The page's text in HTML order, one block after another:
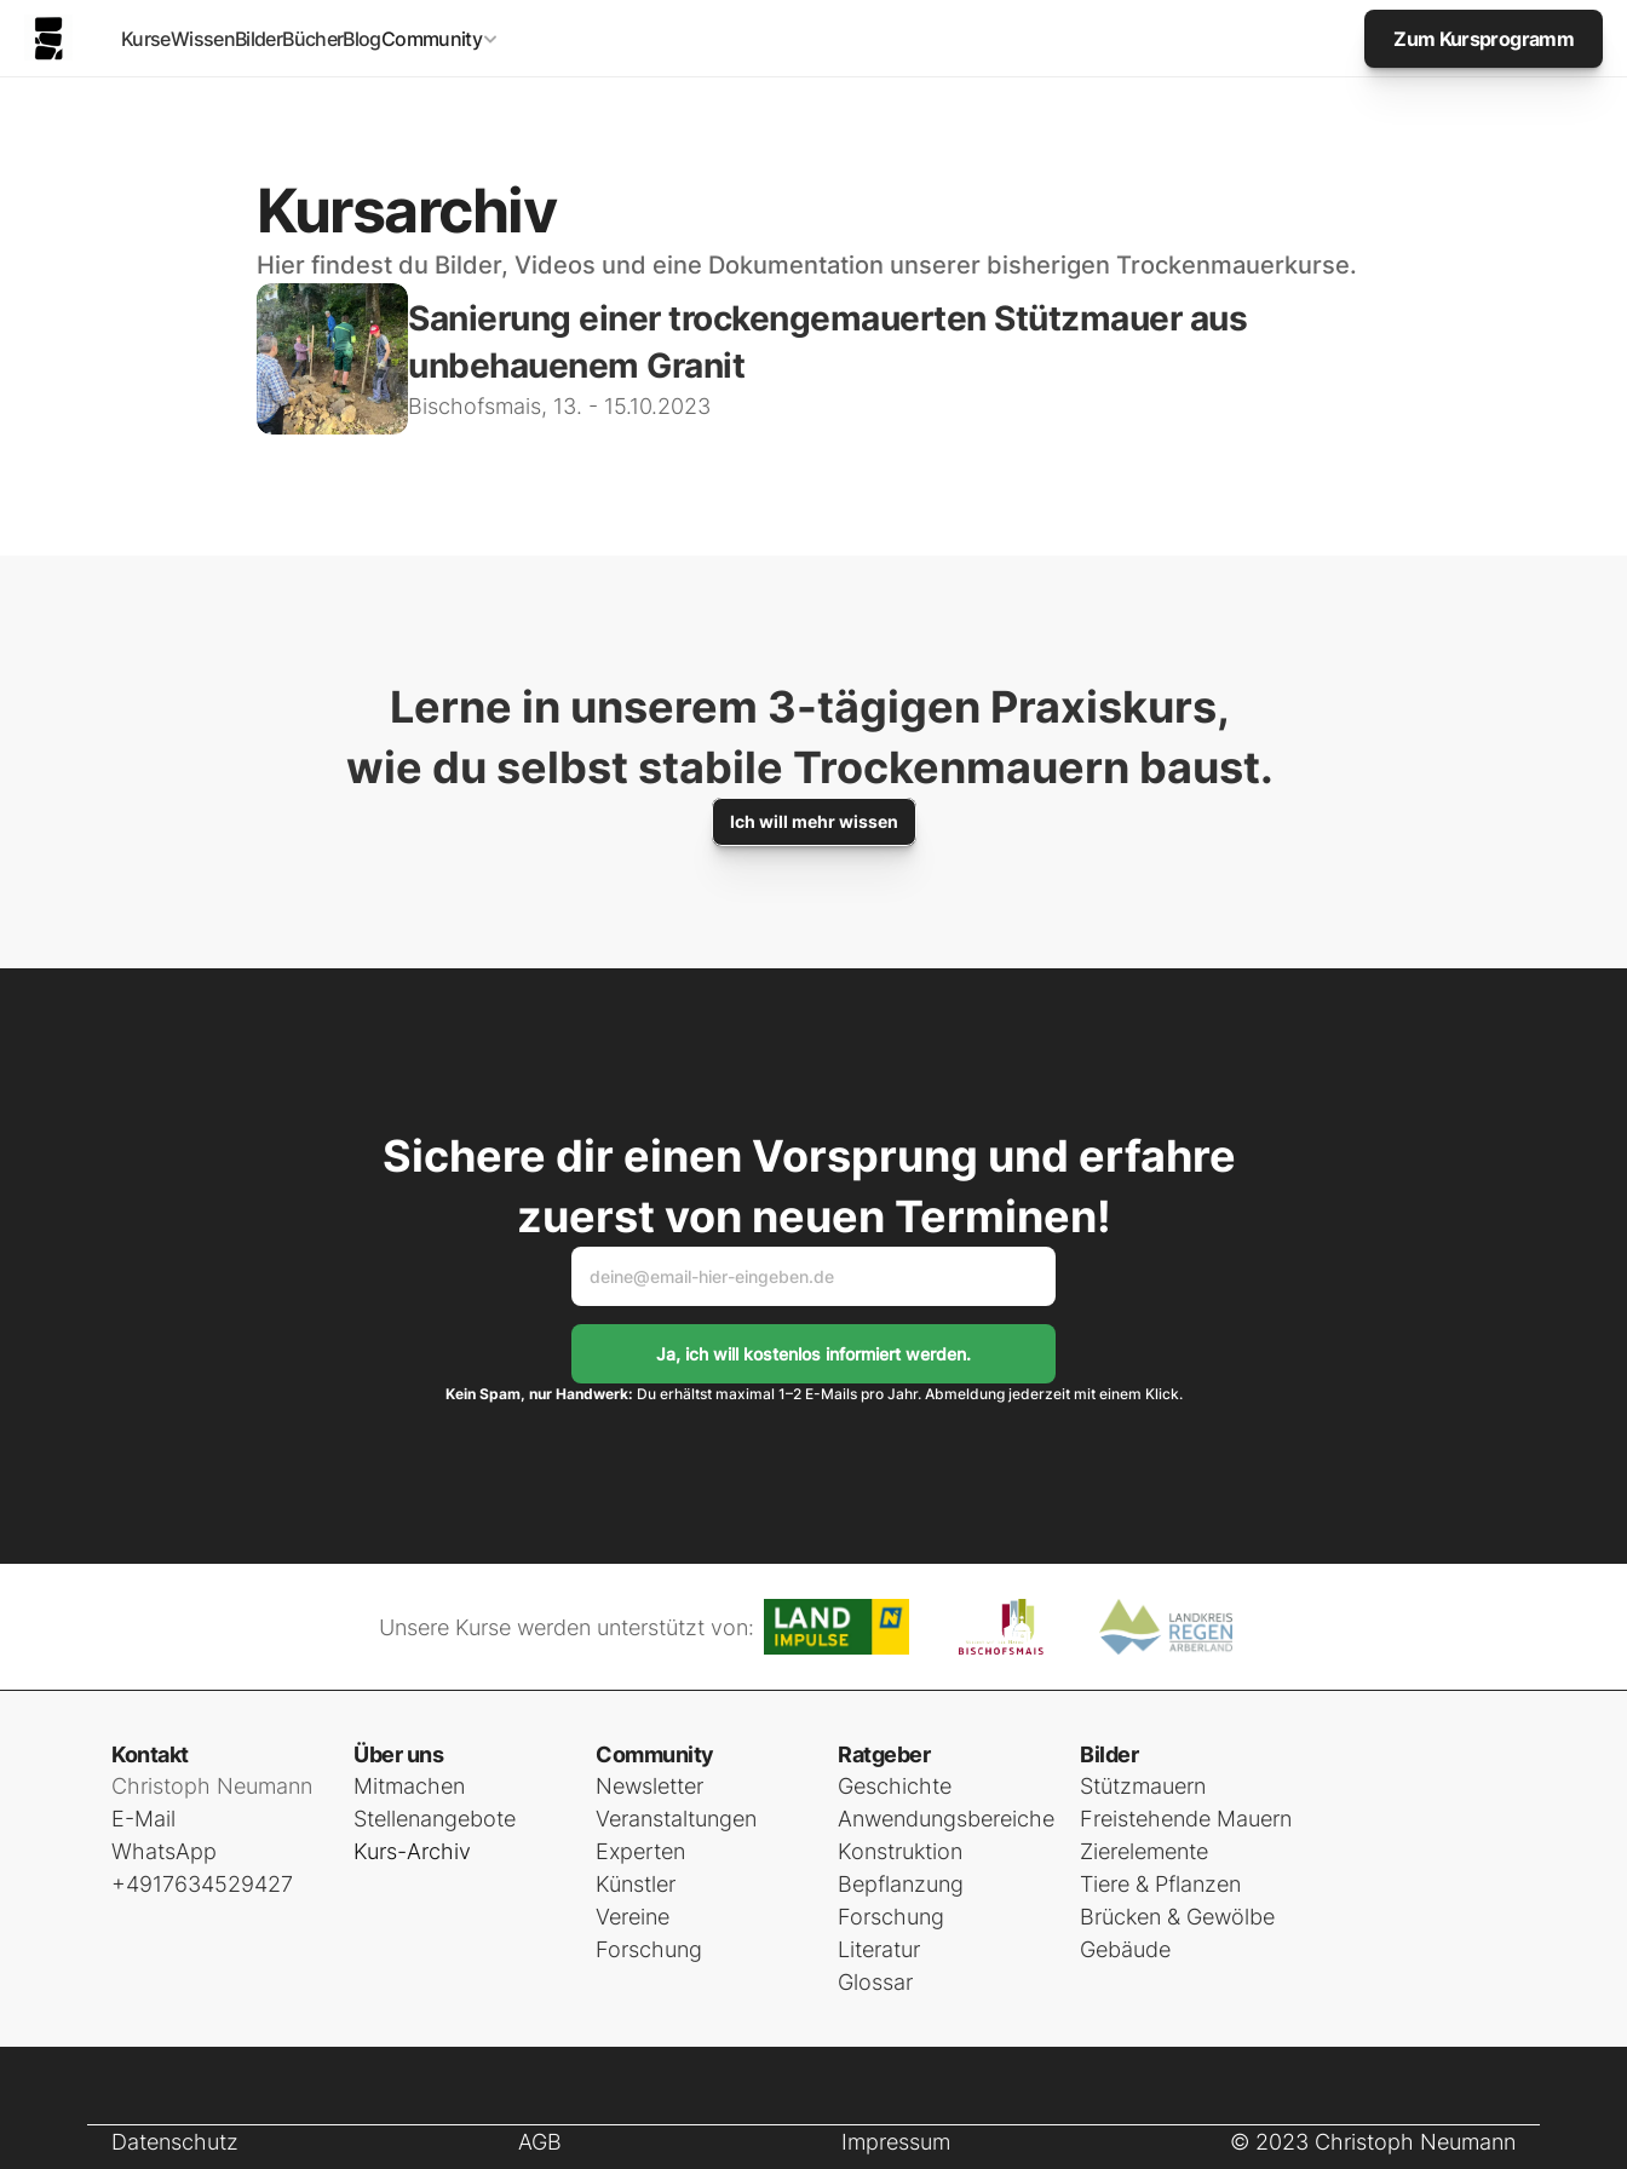
KurseWissenBilderBücherBlogCommunity Zum Kursprogramm
Kursarchiv
Hier findest du Bilder, Videos und eine Dokumentation unserer bisherigen Trockenmauerkurse.
Sanierung einer trockengemauerten Stützmauer aus
unbehauenem Granit
Bischofsmais, 13. - 15.10.2023
Lerne in unserem 3-tägigen Praxiskurs,
wie du selbst stabile Trockenmauern baust.
Ich will mehr wissen
Sichere dir einen Vorsprung und erfahre
zuerst von neuen Terminen!
Kein Spam, nur Handwerk: Du erhältst maximal 1–2 E-Mails pro Jahr. Abmeldung jederzeit mit einem Klick.
Unsere Kurse werden unterstützt von:
Kontakt
Christoph Neumann
E-Mail
WhatsApp
+4917634529427
Über uns
Mitmachen
Stellenangebote
Kurs-Archiv
Community
Newsletter
Veranstaltungen
Experten
Künstler
Vereine
Forschung
Ratgeber
Geschichte
Anwendungsbereiche
Konstruktion
Bepflanzung
Forschung
Literatur
Glossar
Bilder
Stützmauern
Freistehende Mauern
Zierelemente
Tiere & Pflanzen
Brücken & Gewölbe
Gebäude
Datenschutz AGB Impressum © 2023 Christoph Neumann